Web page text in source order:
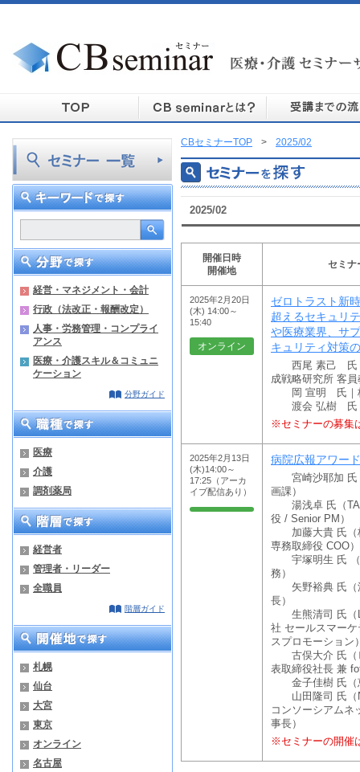
経営・マネジメント・会計
行政（法改正・報酬改定）
人事・労務管理・コンプライ
アンス
医療・介護スキル＆コミュニ
ケーション
分野ガイド
医療
介護
調剤薬局
経営者
管理者・リーダー
全職員
階層ガイド
札幌
仙台
大宮
東京
オンライン
名古屋
CBセミナーTOP > 2025/02
2025/02
開催日時
開催地
セミナ
2025年2月20日
(木) 14:00～
15:40
オンライン
ゼロトラスト新
超えるセキュリ
や医療業界、サ
キュリティ対策
西尾 素己 氏｜
成戦略研究所 客員
岡 宣明 氏｜
渡会 弘樹 氏｜
※セミナーの募集
2025年2月13日
(木)14:00～
17:25（アーカ
イブ配信あり）
病院広報アワー
宮崎沙耶加 氏
画課）
湯浅卓 氏（
役 / Senior PM）
加藤大貴 氏（
専務取締役 COO）
宇塚明生 氏 （
務）
矢野裕典 氏（
長）
生熊清司 氏（
社 セールスマー
スプロモーション
古俣大介 氏（
表取締役社長 兼
金子佳樹 氏（
山田隆司 氏（
コンソーシアムネ
事長）
※セミナーの開催